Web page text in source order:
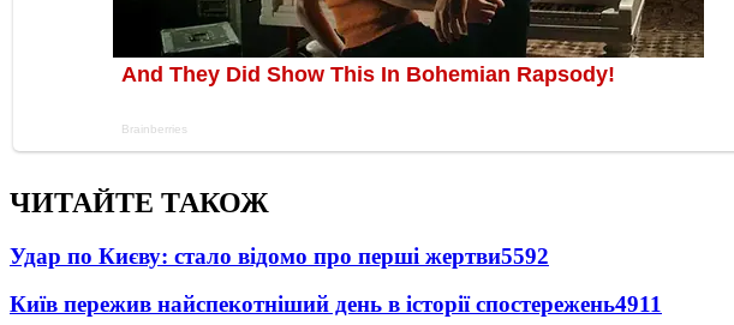
ЧИТАЙТЕ ТАКОЖ
Удар по Києву: стало відомо про перші жертви5592
Київ пережив найспекотніший день в історії спостережень4911